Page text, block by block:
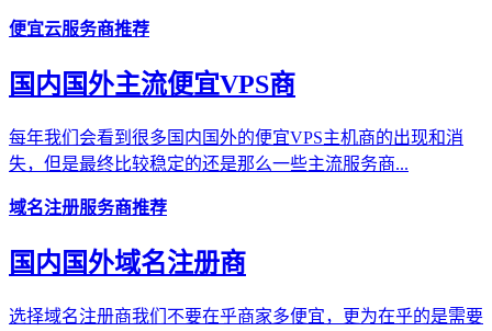
便宜云服务商推荐
国内国外主流便宜VPS商
每年我们会看到很多国内国外的便宜VPS主机商的出现和消
失，但是最终比较稳定的还是那么一些主流服务商...
域名注册服务商推荐
国内国外域名注册商
选择域名注册商我们不要在乎商家多便宜，更为在乎的是需要